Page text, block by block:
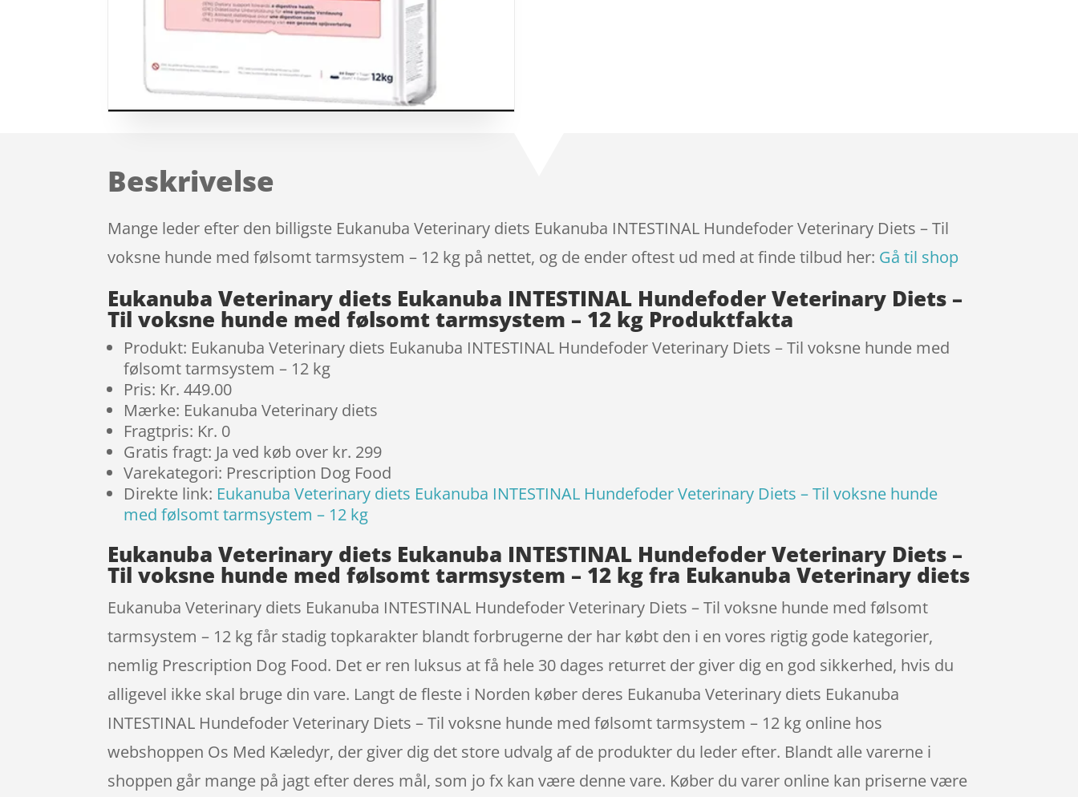
Beskrivelse
Mange leder efter den billigste Eukanuba Veterinary diets Eukanuba INTESTINAL Hundefoder Veterinary Diets – Til
voksne hunde med følsomt tarmsystem – 12 kg på nettet, og de ender oftest ud med at finde tilbud her: Gå til shop
Eukanuba Veterinary diets Eukanuba INTESTINAL Hundefoder Veterinary Diets –
Til voksne hunde med følsomt tarmsystem – 12 kg Produktfakta
Produkt: Eukanuba Veterinary diets Eukanuba INTESTINAL Hundefoder Veterinary Diets – Til voksne hunde med
følsomt tarmsystem – 12 kg
Pris: Kr. 449.00
Mærke: Eukanuba Veterinary diets
Fragtpris: Kr. 0
Gratis fragt: Ja ved køb over kr. 299
Varekategori: Prescription Dog Food
Direkte link: Eukanuba Veterinary diets Eukanuba INTESTINAL Hundefoder Veterinary Diets – Til voksne hunde
med følsomt tarmsystem – 12 kg
Eukanuba Veterinary diets Eukanuba INTESTINAL Hundefoder Veterinary Diets –
Til voksne hunde med følsomt tarmsystem – 12 kg fra Eukanuba Veterinary diets
Eukanuba Veterinary diets Eukanuba INTESTINAL Hundefoder Veterinary Diets – Til voksne hunde med følsomt
tarmsystem – 12 kg får stadig topkarakter blandt forbrugerne der har købt den i en vores rigtig gode kategorier,
nemlig Prescription Dog Food. Det er ren luksus at få hele 30 dages returret der giver dig en god sikkerhed, hvis du
alligevel ikke skal bruge din vare. Langt de fleste i Norden køber deres Eukanuba Veterinary diets Eukanuba
INTESTINAL Hundefoder Veterinary Diets – Til voksne hunde med følsomt tarmsystem – 12 kg online hos
webshoppen Os Med Kæledyr, der giver dig det store udvalg af de produkter du leder efter. Blandt alle varerne i
shoppen går mange på jagt efter deres mål, som jo fx kan være denne vare. Køber du varer online kan priserne være